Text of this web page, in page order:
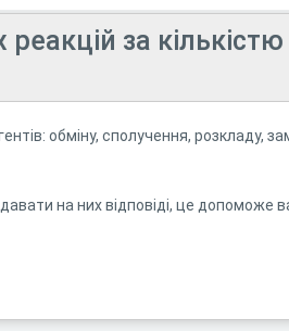
реакцій за
обміну, сполучення, розкладу,
на них відповіді, це допоможе